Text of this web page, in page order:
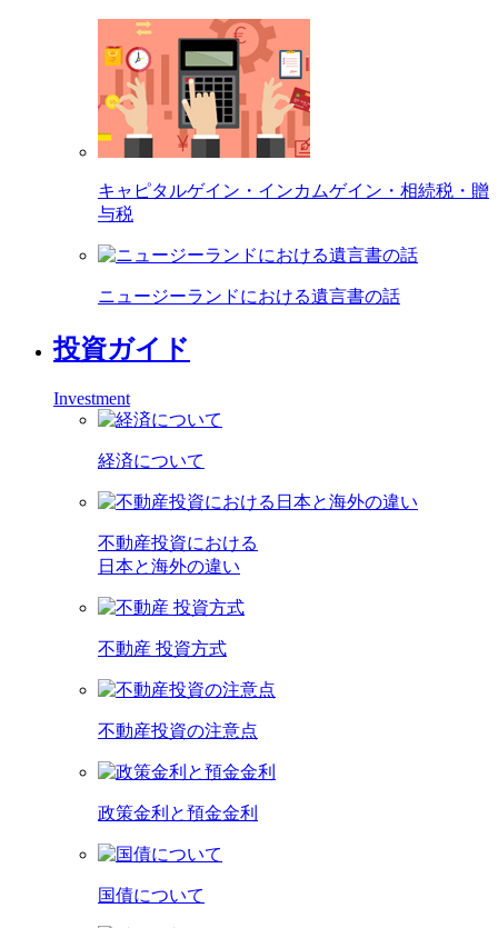
キャピタルゲイン・インカムゲイン・相続税・贈
与税
ニュージーランドにおける遺言書の話
投資ガイド
Investment
経済について
不動産投資における
日本と海外の違い
不動産 投資方式
不動産投資の注意点
政策金利と預金金利
国債について